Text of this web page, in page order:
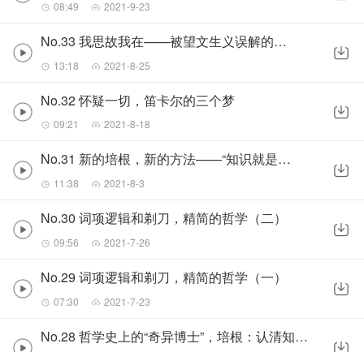
08:49 2021-9-23
No.33 我思故我在——被望文生义误解的思考起点
13:18 2021-8-25
No.32 怀疑一切，笛卡尔的三个梦
09:21 2021-8-18
No.31 新的培根，新的方法——“知识就是力量！”
11:38 2021-8-3
No.30 词项逻辑和剃刀，精简的哲学（二）
09:56 2021-7-26
No.29 词项逻辑和剃刀，精简的哲学（一）
07:30 2021-7-23
No.28 哲学史上的“奇异博士”，培根：认清知识的错误